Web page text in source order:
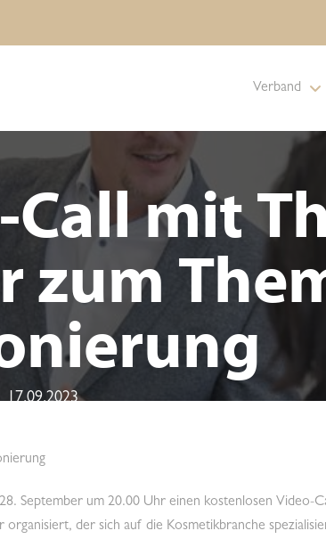
Verband
Call mit
zum
17.09.2023
September um 20.00 Uhr einen kostenlosen Video-
der sich auf die Kosmetikbranche